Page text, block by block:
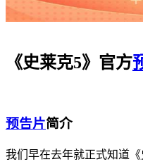
《史莱克5》官方
预告片简介
我们早在去年就正式知道